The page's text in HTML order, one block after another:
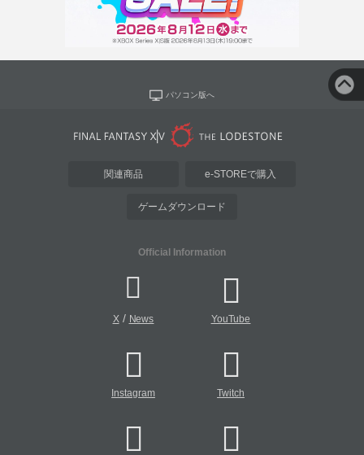
パソコン版へ
関連商品 e-STOREで購入
ゲームダウンロード
Official Information
X/ News YouTube
Instagram Twitch